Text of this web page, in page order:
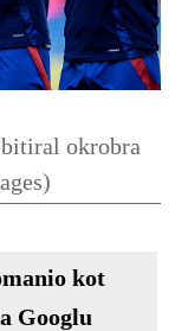
okrobra
kot
Googlu